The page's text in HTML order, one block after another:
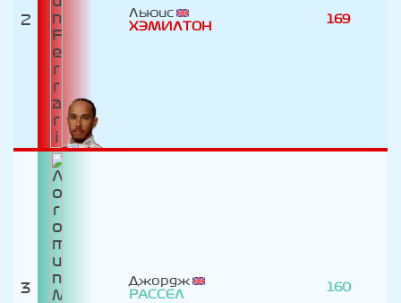
2
Льюис
ХЭМИЛТОН
169
3
Джордж
РАССЕЛ
160